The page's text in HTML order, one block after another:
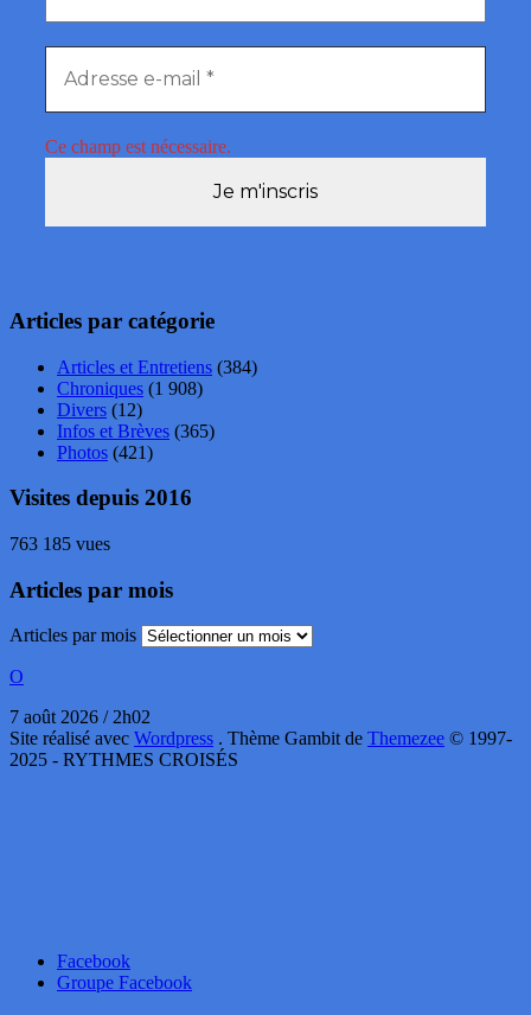
Ce champ est nécessaire.
Articles par catégorie
Articles et Entretiens (384)
Chroniques (1 908)
Divers (12)
Infos et Brèves (365)
Photos (421)
Visites depuis 2016
763 185 vues
Articles par mois
Articles par mois
O
7 août 2026 / 2h02
Site réalisé avec Wordpress . Thème Gambit de Themezee © 1997-
2025 - RYTHMES CROISÉS
Facebook
Groupe Facebook